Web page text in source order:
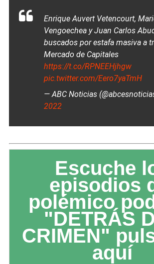
Enrique Auvert Vetencourt,
Vengoechea y Juan Carlos
buscados por estafa masiva a
Mercado de Capitales
https://t.co/RPNEEHjhgw
pic.twitter.com/Eero7yaTmH
— ABC Noticias
2022
Escuche
episodios
polémico
"DETRÁS
CRIMEN"
aquí